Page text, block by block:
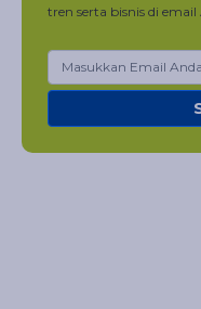
tren serta bisnis di email